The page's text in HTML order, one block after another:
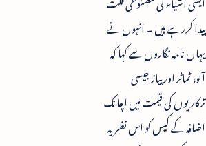
پیدا کررہے ہیں ۔ انہوں نے
یہاں نامہ نگاروں سے کہا کہ
آلو، ٹماٹر اور پیاز جیسی
ترکاریوں کی قیمت میں اچانک
اضافہ کے کیس کو اس نظریہ